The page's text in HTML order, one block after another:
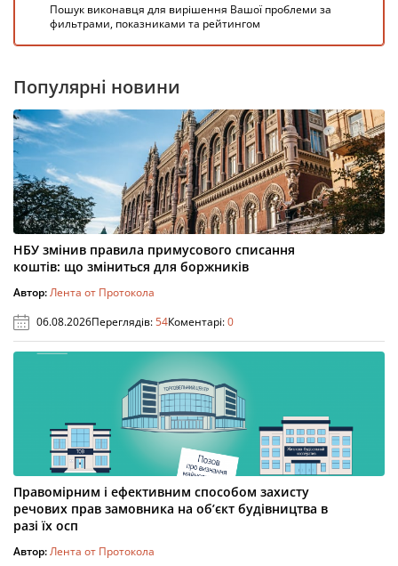
Пошук виконавця для вирішення Вашої проблеми за
фильтрами, показниками та рейтингом
Популярні новини
НБУ змінив правила примусового списання
коштів: що зміниться для боржників
Автор:Лента от Протокола
06.08.2026Переглядів:54Коментарі:0
Правомірним і ефективним способом захисту
речових прав замовника на об’єкт будівництва в
разі їх осп
Автор:Лента от Протокола